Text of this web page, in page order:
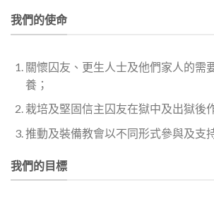
我們的使命
關懷囚友、更生人士及他們家人的需
養；
栽培及堅固信主囚友在獄中及出獄後
推動及裝備教會以不同形式參與及支
我們的目標